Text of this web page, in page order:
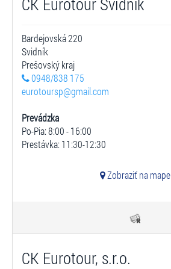
Bardejovská 220
Svidník
Prešovský kraj
0948/838 175
eurotoursp@gmail.com
Prevádzka
Po-Pia: 8:00 - 16:00
Prestávka: 11:30-12:30
Zobraziť na mape
CK Eurotour, s.r.o.